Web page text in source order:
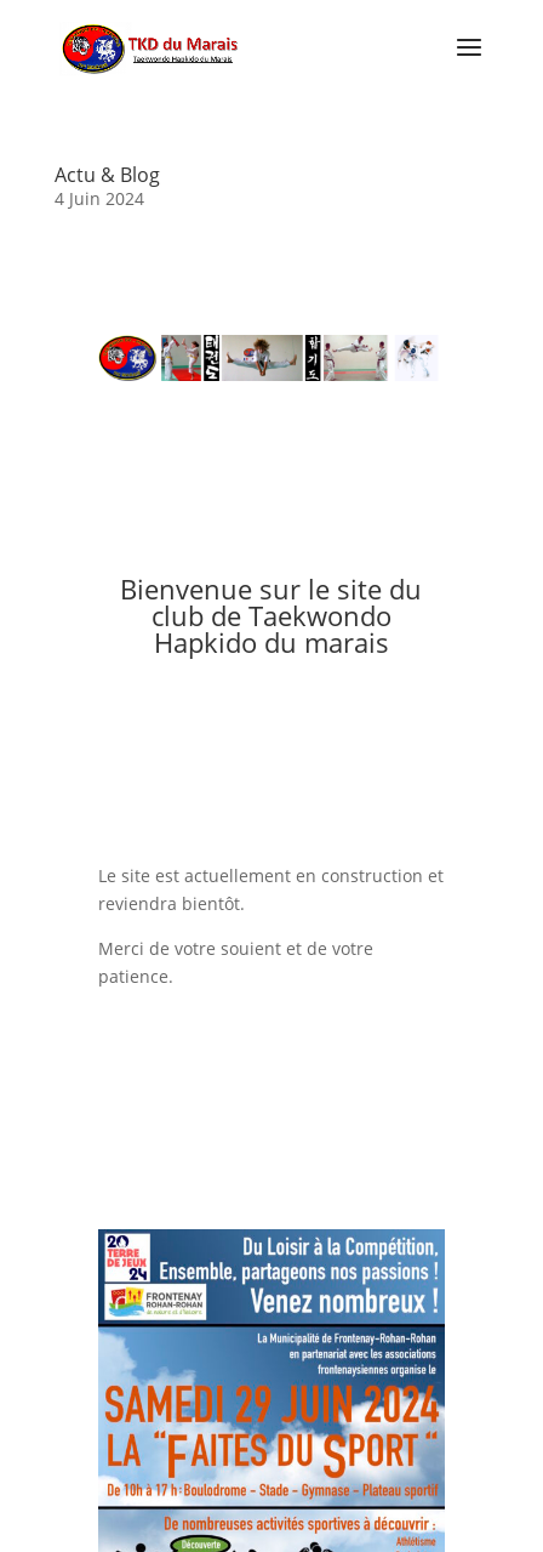
Actu & Blog
4 Juin 2024
Bienvenue sur le site du
club de Taekwondo
Hapkido du marais
Le site est actuellement en construction et
reviendra bientôt.
Merci de votre souient et de votre
patience.